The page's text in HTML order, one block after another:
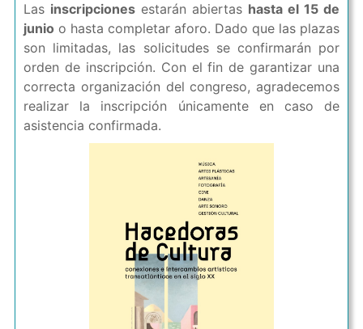
Las inscripcionesestarán abiertas hasta el 15 de
junio o hasta completar aforo. Dado que las plazas
son limitadas, las solicitudes se confirmarán por
orden de inscripción. Con el fin de garantizar una
correcta organización del congreso, agradecemos
realizar la inscripción únicamente en caso de
asistencia confirmada.